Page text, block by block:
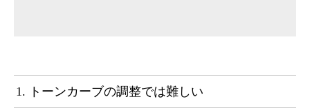
1. トーンカーブの調整では難しい